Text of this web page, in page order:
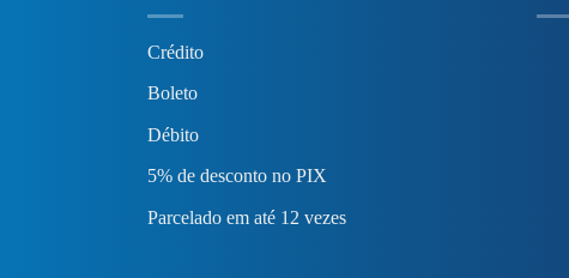
Crédito
Boleto
Débito
5% de desconto no PIX
Parcelado em até 12 vezes